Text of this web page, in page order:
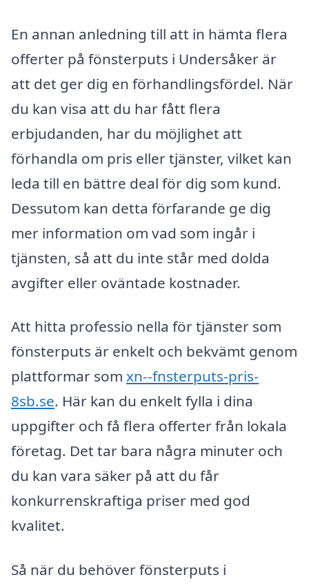
En annan anledning till att in hämta flera
offerter på fönsterputs i Undersåker är
att det ger dig en förhandlingsfördel. När
du kan visa att du har fått flera
erbjudanden, har du möjlighet att
förhandla om pris eller tjänster, vilket kan
leda till en bättre deal för dig som kund.
Dessutom kan detta förfarande ge dig
mer information om vad som ingår i
tjänsten, så att du inte står med dolda
avgifter eller oväntade kostnader.
Att hitta professio nella för tjänster som
fönsterputs är enkelt och bekvämt genom
plattformar som xn--fnsterputs-pris-
8sb.se. Här kan du enkelt fylla i dina
uppgifter och få flera offerter från lokala
företag. Det tar bara några minuter och
du kan vara säker på att du får
konkurrenskraftiga priser med god
kvalitet.
Så när du behöver fönsterputs i